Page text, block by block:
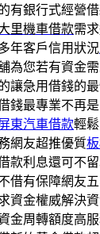
有銀行式經營
里機車借款需
年客戶信用狀況
為您若有資金
讓急用借錢的
錢最專業不再
東汽車借款輕
網友超推優質
款利息還可不
借有保障網友
資金權威解決
金周轉額度高